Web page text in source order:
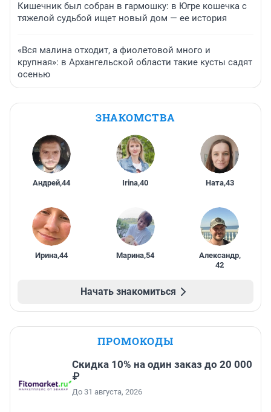
Кишечник был собран в гармошку: в Югре кошечка с
тяжелой судьбой ищет новый дом — ее история
«Вся малина отходит, а фиолетовой много и
крупная»: в Архангельской области такие кусты садят
осенью
ЗНАКОМСТВА
Андрей,44 Irina,40 Ната,43
Ирина,44 Марина,54 Александр,
42
Начать знакомиться
ПРОМОКОДЫ
Скидка 10% на один заказ до 20 000
₽
До 31 августа, 2026